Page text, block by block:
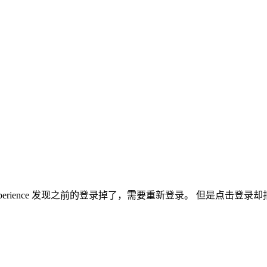
发现之前的登录掉了，需要重新登录。 但是点击登录